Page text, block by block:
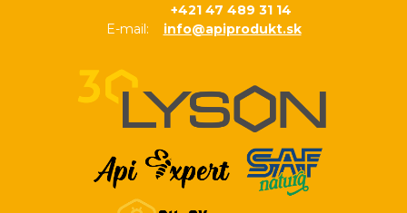
+421 47 489 31 14
E-mail: info@apiprodukt.sk